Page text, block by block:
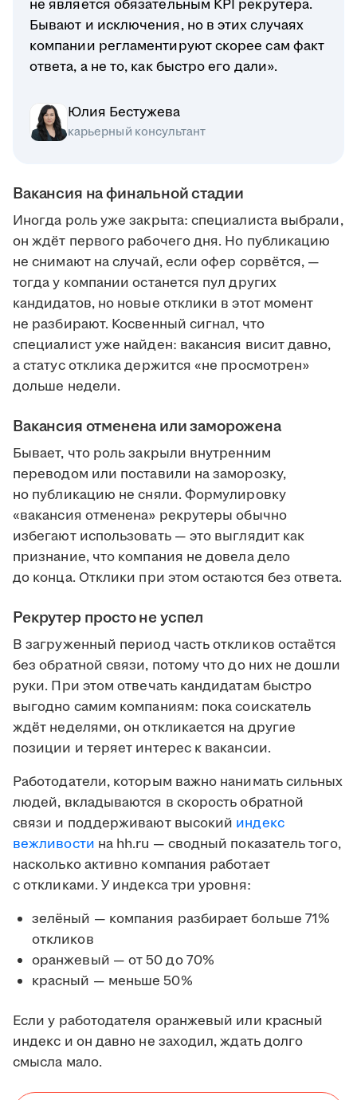
не является обязательным KPI рекрутера.
Бывают и исключения, но в этих случаях
компании регламентируют скорее сам факт
ответа, а не то, как быстро его дали».
Юлия Бестужева
карьерный консультант
Вакансия на финальной стадии
Иногда роль уже закрыта: специалиста выбрали,
он ждёт первого рабочего дня. Но публикацию
не снимают на случай, если офер сорвётся, —
тогда у компании останется пул других
кандидатов, но новые отклики в этот момент
не разбирают. Косвенный сигнал, что
специалист уже найден: вакансия висит давно,
а статус отклика держится «не просмотрен»
дольше недели.
Вакансия отменена или заморожена
Бывает, что роль закрыли внутренним
переводом или поставили на заморозку,
но публикацию не сняли. Формулировку
«вакансия отменена» рекрутеры обычно
избегают использовать — это выглядит как
признание, что компания не довела дело
до конца. Отклики при этом остаются без ответа.
Рекрутер просто не успел
В загруженный период часть откликов остаётся
без обратной связи, потому что до них не дошли
руки. При этом отвечать кандидатам быстро
выгодно самим компаниям: пока соискатель
ждёт неделями, он откликается на другие
позиции и теряет интерес к вакансии.
Работодатели, которым важно нанимать сильных
людей, вкладываются в скорость обратной
связи и поддерживают высокий индекс
вежливости на hh.ru — сводный показатель того,
насколько активно компания работает
с откликами. У индекса три уровня:
зелёный — компания разбирает больше 71%
откликов
оранжевый — от 50 до 70%
красный — меньше 50%
Если у работодателя оранжевый или красный
индекс и он давно не заходил, ждать долго
смысла мало.